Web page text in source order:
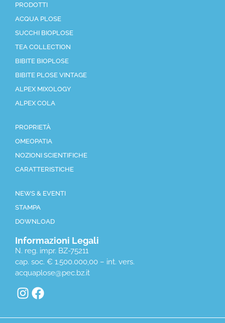
PRODOTTI
ACQUA PLOSE
SUCCHI BIOPLOSE
TEA COLLECTION
BIBITE BIOPLOSE
BIBITE PLOSE VINTAGE
ALPEX MIXOLOGY
ALPEX COLA
PROPRIETÀ
OMEOPATIA
NOZIONI SCIENTIFICHE
CARATTERISTICHE
NEWS & EVENTI
STAMPA
DOWNLOAD
Informazioni Legali
N. reg. impr. BZ-75211
cap. soc. € 1.500.000,00 – int. vers.
acquaplose@pec.bz.it